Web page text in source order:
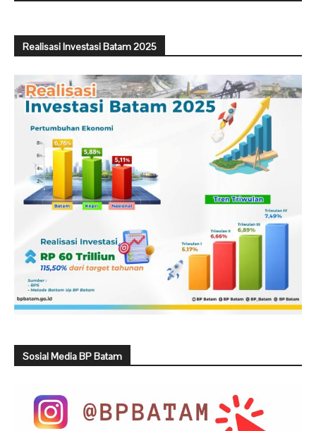
Realisasi Investasi Batam 2025
Sosial Media BP Batam